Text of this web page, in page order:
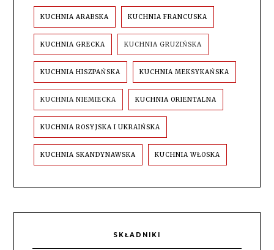
KUCHNIA ARABSKA KUCHNIA FRANCUSKA
KUCHNIA GRECKA KUCHNIA GRUZIŃSKA
KUCHNIA HISZPAŃSKA KUCHNIA MEKSYKAŃSKA
KUCHNIA NIEMIECKA KUCHNIA ORIENTALNA
KUCHNIA ROSYJSKA I UKRAIŃSKA
KUCHNIA SKANDYNAWSKA KUCHNIA WŁOSKA
SKŁADNIKI